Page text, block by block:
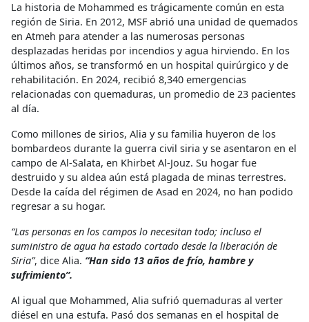
La historia de Mohammed es trágicamente común en esta
región de Siria. En 2012, MSF abrió una unidad de quemados
en Atmeh para atender a las numerosas personas
desplazadas heridas por incendios y agua hirviendo. En los
últimos años, se transformó en un hospital quirúrgico y de
rehabilitación. En 2024, recibió 8,340 emergencias
relacionadas con quemaduras, un promedio de 23 pacientes
al día.
Como millones de sirios, Alia y su familia huyeron de los
bombardeos durante la guerra civil siria y se asentaron en el
campo de Al-Salata, en Khirbet Al-Jouz. Su hogar fue
destruido y su aldea aún está plagada de minas terrestres.
Desde la caída del régimen de Asad en 2024, no han podido
regresar a su hogar.
“Las personas en los campos lo necesitan todo; incluso el
suministro de agua ha estado cortado desde la liberación de
Siria”, dice Alia. “Han sido 13 años de frío, hambre y
sufrimiento”.
Al igual que Mohammed, Alia sufrió quemaduras al verter
diésel en una estufa. Pasó dos semanas en el hospital de